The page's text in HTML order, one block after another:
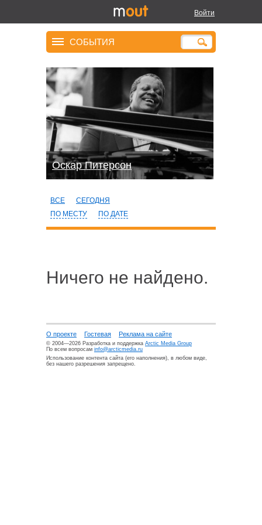
Войти
СОБЫТИЯ
Оскар Питерсон
ВСЕ
СЕГОДНЯ
ПО МЕСТУ
ПО ДАТЕ
Ничего не найдено.
О проекте Гостевая Реклама на сайте
© 2004—2026 Разработка и поддержка Arctic Media Group
По всем вопросам info@arcticmedia.ru
Использование контента сайта (его наполнения), в любом виде,
без нашего разрешения запрещено.